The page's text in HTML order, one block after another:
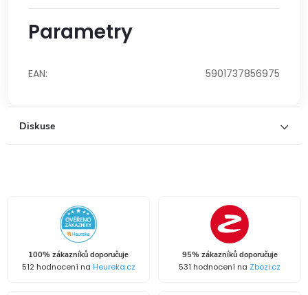
Parametry
EAN: 5901737856975
Diskuse
100% zákazníků doporučuje
512 hodnocení na Heureka.cz
95% zákazníků doporučuje
531 hodnocení na Zbozi.cz